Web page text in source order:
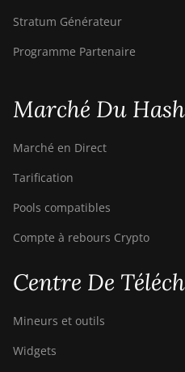
Stratum Générateur
Programme Partenaire
Marché Du
Marché en Direct
Tarification
Pools compatibles
Compte à rebours Crypto
Centre De
Mineurs et outils
Widgets